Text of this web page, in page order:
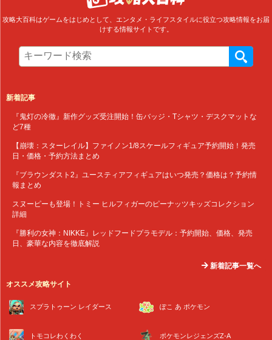
攻略大百科はゲームをはじめとして、エンタメ・ライフスタイルに役立つ攻略情報をお届
けする情報サイトです。
新着記事
『鬼灯の冷徹』新作グッズ受注開始！缶バッジ・Tシャツ・デスクマットな
ど7種
【崩壊：スターレイル】ファイノン1/8スケールフィギュア予約開始！発売
日・価格・予約方法まとめ
『ブラウンダスト2』ユースティアフィギュアはいつ発売？価格は？予約情
報まとめ
スヌーピーも登場！トミー ヒルフィガーのピーナッツキッズコレクション
詳細
『勝利の女神：NIKKE』レッドフードプラモデル：予約開始、価格、発売
日、豪華な内容を徹底解説
新着記事一覧へ
オススメ攻略サイト
スプラトゥーン レイダース ぽこ あ ポケモン
トモコレわくわく ポケモンレジェンズZ-A